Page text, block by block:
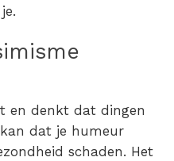
en denkt dat dingen
dat je humeur
schaden. Het